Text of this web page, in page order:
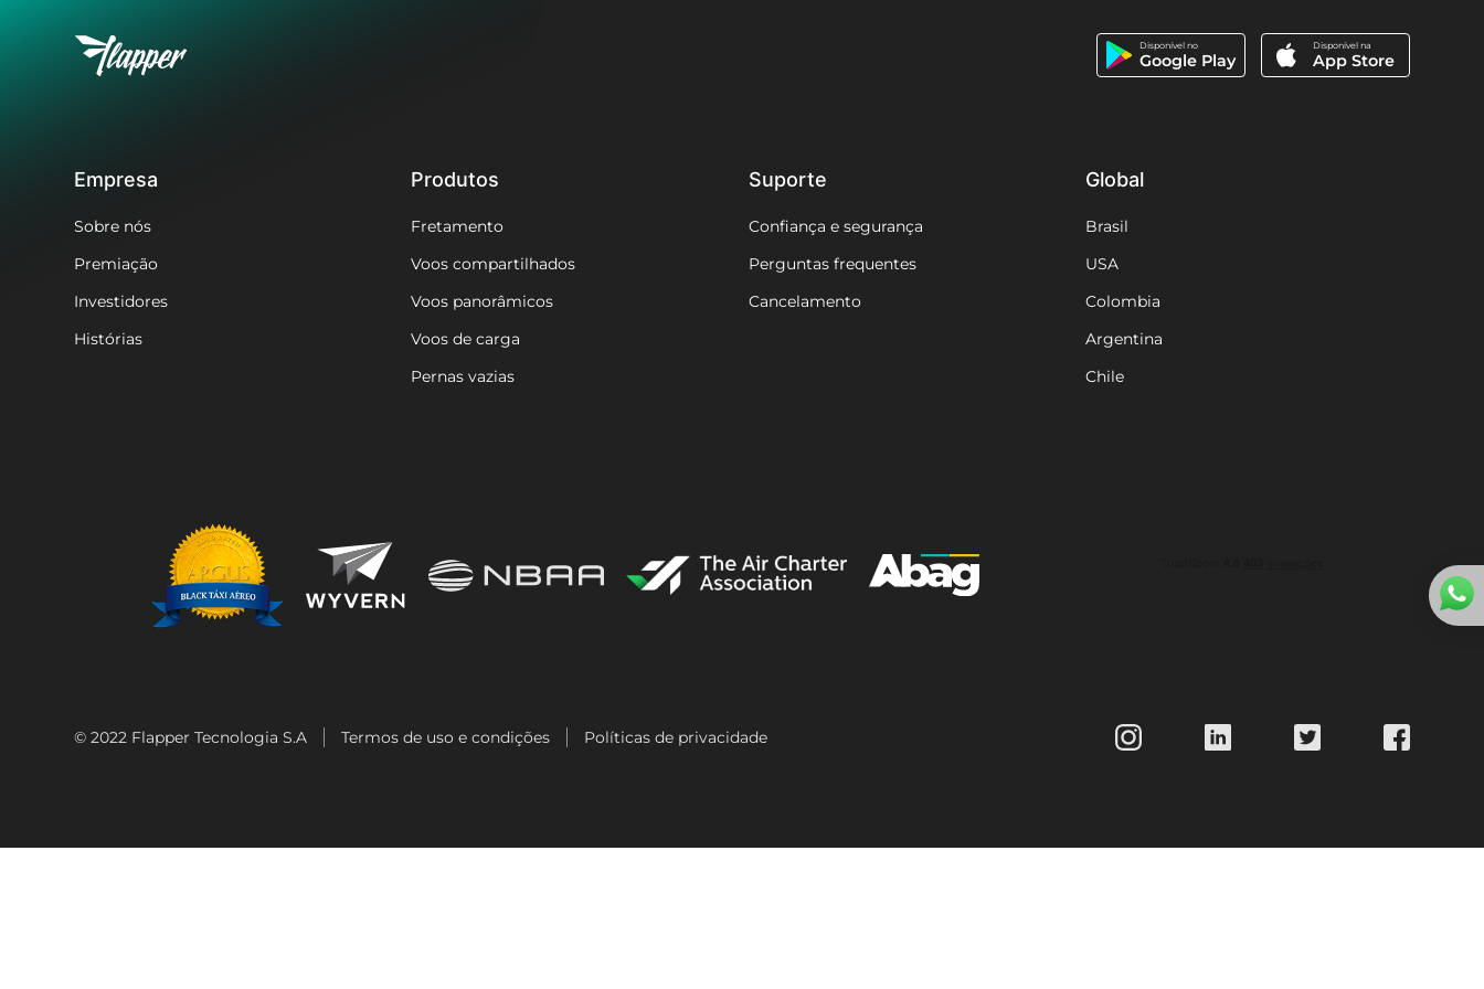
Disponível no
Google Play
Disponível na
App Store
Empresa
Sobre nós
Premiação
Investidores
Histórias
Produtos
Fretamento
Voos compartilhados
Voos panorâmicos
Voos de carga
Pernas vazias
Suporte
Confiança e segurança
Perguntas frequentes
Cancelamento
Global
Brasil
USA
Colombia
Argentina
Chile
© 2022 Flapper Tecnologia S.A Termos de uso e condições Políticas de privacidade